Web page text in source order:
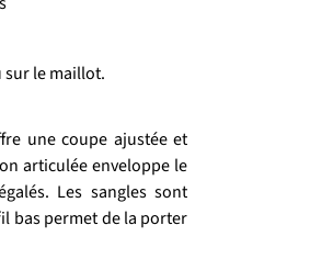
le maillot.
une coupe ajustée et
articulée enveloppe le
Les sangles sont
bas permet de la porter